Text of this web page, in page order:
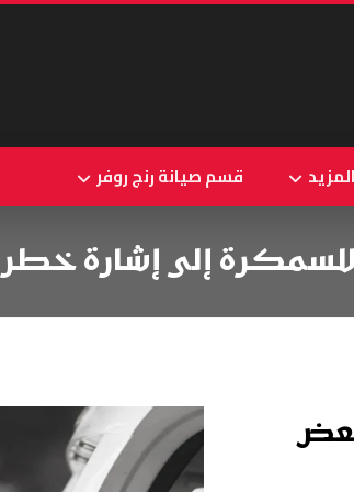
المزيد قسم صيانة رنج روفر
إلى إشارة خطر